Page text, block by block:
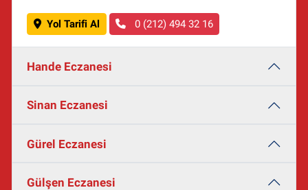
Yol Tarifi Al 0 (212) 494 32 16
Hande Eczanesi
Sinan Eczanesi
Gürel Eczanesi
Gülşen Eczanesi